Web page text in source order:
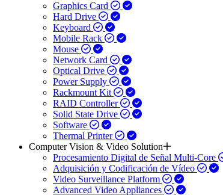
Graphics Card
Hard Drive
Keyboard
Mobile Rack
Mouse
Network Card
Optical Drive
Power Supply
Rackmount Kit
RAID Controller
Solid State Drive
Software
Thermal Printer
Computer Vision & Video Solution
Procesamiento Digital de Señal Multi-Core
Adquisición y Codificación de Vídeo
Video Surveillance Platform
Advanced Video Appliances